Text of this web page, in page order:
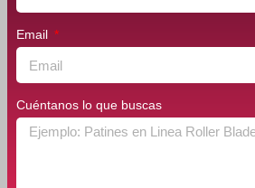
Email
Cuéntanos lo que buscas